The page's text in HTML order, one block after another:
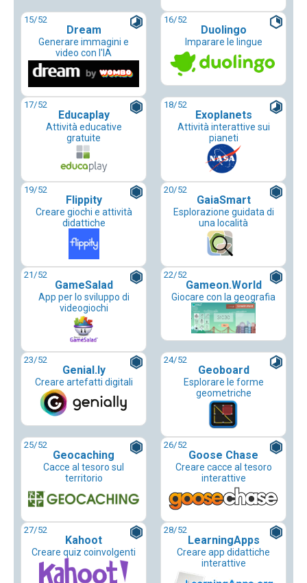
15/52
Dream
Generare immagini e
video con l'IA
16/52
Duolingo
Imparare le lingue
17/52
Educaplay
Attività educative
gratuite
18/52
Exoplanets
Attività interattive sui
pianeti
19/52
Flippity
Creare giochi e attività
didattiche
20/52
GaiaSmart
Esplorazione guidata di
una località
21/52
GameSalad
App per lo sviluppo di
videogiochi
22/52
Gameon.World
Giocare con la geografia
23/52
Genial.ly
Creare artefatti digitali
24/52
Geoboard
Esplorare le forme
geometriche
25/52
Geocaching
Cacce al tesoro sul
territorio
26/52
Goose Chase
Creare cacce al tesoro
interattive
27/52
Kahoot
Creare quiz coinvolgenti
28/52
LearningApps
Creare app didattiche
interattive